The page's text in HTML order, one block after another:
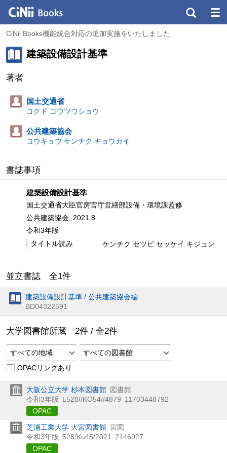
CiNii Books機能統合対応の追加実施をいたしました
建築設備設計基準
著者
国土交通省
コクド コウツウショウ
公共建築協会
コウキョウ ケンチク キョウカイ
書誌事項
建築設備設計基準
国土交通省大臣官房官庁営繕部設備・環境課監修
公共建築協会, 2021.8
令和3年版
タイトル読み
ケンチク セツビ セッケイ キジュン
並立書誌 全1件
建築設備設計基準 / 公共建築協会編
BD04322591
大学図書館所蔵 2件 / 全2件
すべての地域
すべての図書館
OPACリンクあり
大阪公立大学 杉本図書館 図書館
令和3年版 L528//KO54//4879 11703448792
OPAC
芝浦工業大学 大宮図書館 宮図
令和3年版 528/Ko45/2021
2146927
OPAC